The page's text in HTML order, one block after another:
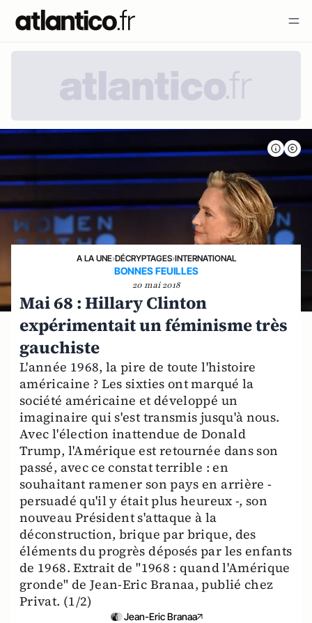
A LA UNE›DÉCRYPTAGES›INTERNATIONAL
BONNES FEUILLES
20 mai 2018
Mai 68 : Hillary Clinton
expérimentait un féminisme très
gauchiste
L'année 1968, la pire de toute l'histoire
américaine ? Les sixties ont marqué la
société américaine et développé un
imaginaire qui s'est transmis jusqu'à nous.
Avec l'élection inattendue de Donald
Trump, l'Amérique est retournée dans son
passé, avec ce constat terrible : en
souhaitant ramener son pays en arrière -
persuadé qu'il y était plus heureux -, son
nouveau Président s'attaque à la
déconstruction, brique par brique, des
éléments du progrès déposés par les enfants
de 1968. Extrait de "1968 : quand l'Amérique
gronde" de Jean-Eric Branaa, publié chez
Privat. (1/2)
Jean-Eric Branaa